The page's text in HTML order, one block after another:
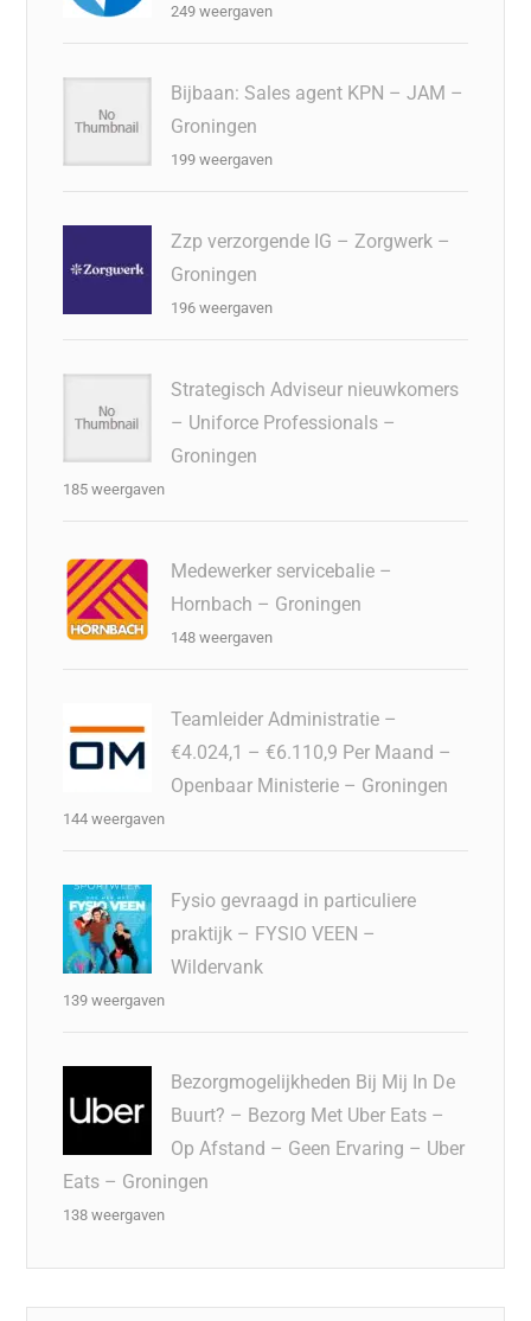
249 weergaven
Bijbaan: Sales agent KPN – JAM –
Groningen
199 weergaven
Zzp verzorgende IG – Zorgwerk –
Groningen
196 weergaven
Strategisch Adviseur nieuwkomers
– Uniforce Professionals –
Groningen
185 weergaven
Medewerker servicebalie –
Hornbach – Groningen
148 weergaven
Teamleider Administratie –
€4.024,1 – €6.110,9 Per Maand –
Openbaar Ministerie – Groningen
144 weergaven
Fysio gevraagd in particuliere
praktijk – FYSIO VEEN –
Wildervank
139 weergaven
Bezorgmogelijkheden Bij Mij In De
Buurt? – Bezorg Met Uber Eats –
Op Afstand – Geen Ervaring – Uber
Eats – Groningen
138 weergaven